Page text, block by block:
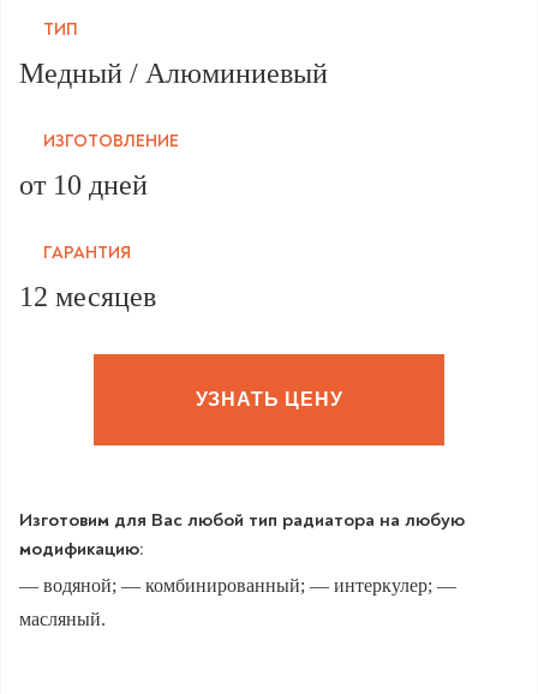
ТИП
Медный / Алюминиевый
ИЗГОТОВЛЕНИЕ
от 10 дней
ГАРАНТИЯ
12 месяцев
УЗНАТЬ ЦЕНУ
Изготовим для Вас любой тип радиатора на любую
модификацию:
— водяной; — комбинированный; — интеркулер; —
масляный.